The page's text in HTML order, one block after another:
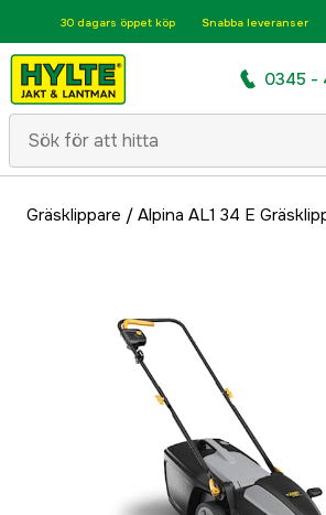
30 dagars öppet köp Snabba leveranser
0345 -
Gräsklippare / Alpina AL1 34 E